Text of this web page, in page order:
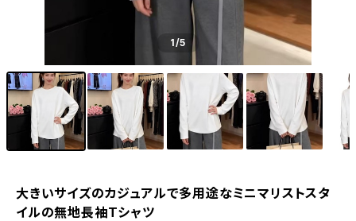
1/5
大きいサイズのカジュアルで多用途なミニマリストスタ
イルの無地長袖Tシャツ